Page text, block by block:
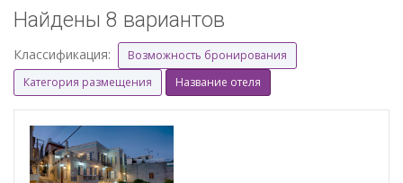
Найдены 8 вариантов
Классификация:
Возможность бронирования
Категория размещения
Название отеля